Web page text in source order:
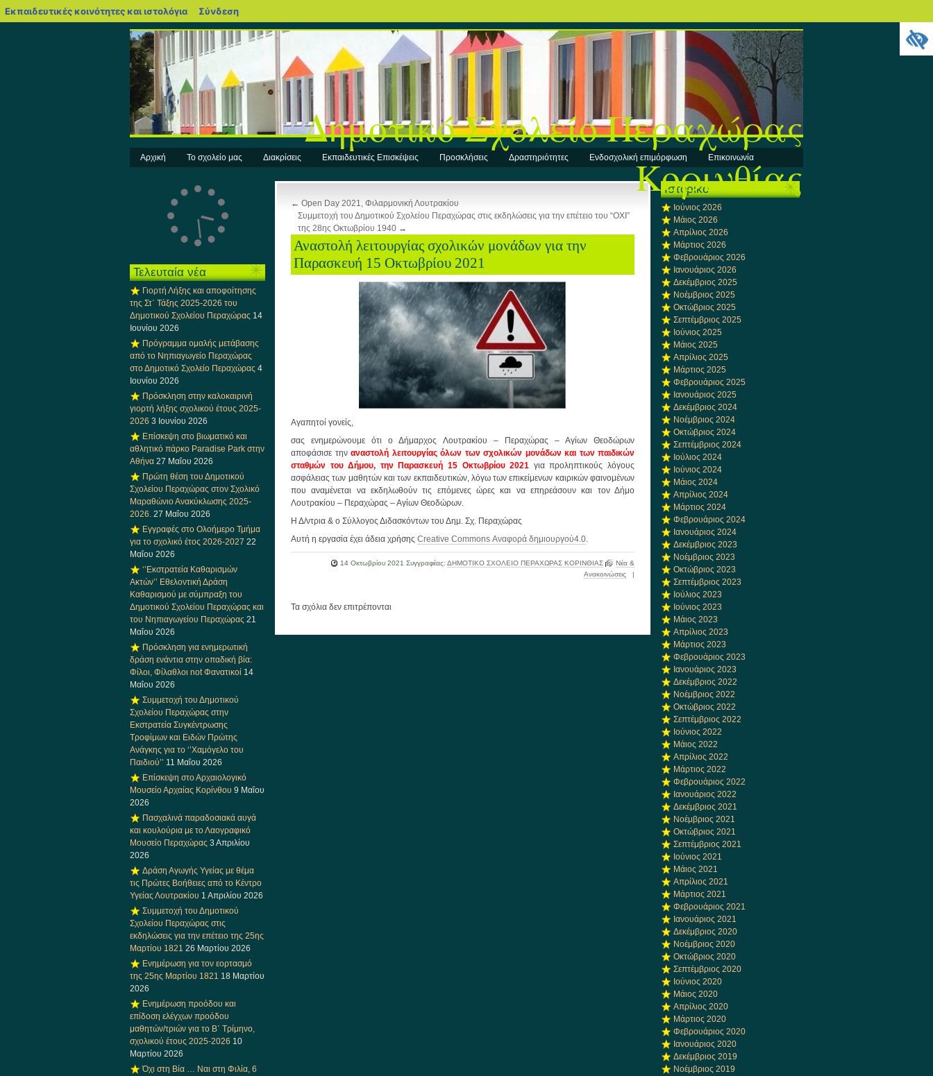
Δημοτικό Σχολείο Περαχώρας
Κορινθίας
Αρχική Το σχολείο μας Διακρίσεις Εκπαιδευτικές Επισκέψεις Προσκλήσεις Δραστηριότητες Ενδοσχολική επιμόρφωση Επικοινωνία
← Open Day 2021, Φιλαρμονική Λουτρακίου
Συμμετοχή του Δημοτικού Σχολείου Περαχώρας στις εκδηλώσεις για την επέτειο του “ΟΧΙ”
της 28ης Οκτωβρίου 1940 →
Αναστολή λειτουργίας σχολικών μονάδων για την
Παρασκευή 15 Οκτωβρίου 2021
Αγαπητοί γονείς,
σας ενημερώνουμε ότι ο Δήμαρχος Λουτρακίου – Περαχώρας – Αγίων Θεοδώρων
αποφάσισε την αναστολή λειτουργίας όλων των σχολικών μονάδων και των παιδικών
σταθμών του Δήμου, την Παρασκευή 15 Οκτωβρίου 2021 για προληπτικούς λόγους
ασφάλειας των μαθητών και των εκπαιδευτικών, λόγω των επικείμενων καιρικών φαινομένων
που αναμένεται να εκδηλωθούν τις επόμενες ώρες και να επηρεάσουν και τον Δήμο
Λουτρακίου – Περαχώρας – Αγίων Θεοδώρων.
Η Δ/ντρια & ο Σύλλογος Διδασκόντων του Δημ. Σχ. Περαχώρας
Αυτή η εργασία έχει άδεια χρήσης Creative Commons Αναφορά δημιουργού4.0.
14 Οκτωβρίου 2021 Συγγραφέας: ΔΗΜΟΤΙΚΟ ΣΧΟΛΕΙΟ ΠΕΡΑΧΩΡΑΣ ΚΟΡΙΝΘΙΑΣ
Νέα &
Ανακοινώσεις
|
Τα σχόλια δεν επιτρέπονται
Τελευταία νέα
Γιορτή Λήξης και αποφοίτησης
της Στ΄ Τάξης 2025-2026 του
Δημοτικού Σχολείου Περαχώρας 14
Ιουνίου 2026
Πρόγραμμα ομαλής μετάβασης
από το Νηπιαγωγείο Περαχώρας
στο Δημοτικό Σχολείο Περαχώρας 4
Ιουνίου 2026
Πρόσκληση στην καλοκαιρινή
γιορτή λήξης σχολικού έτους 2025-
2026 3 Ιουνίου 2026
Επίσκεψη στο βιωματικό και
αθλητικό πάρκο Paradise Park στην
Αθήνα 27 Μαΐου 2026
Πρώτη θέση του Δημοτικού
Σχολείου Περαχώρας στον Σχολικό
Μαραθώνιο Ανακύκλωσης 2025-
2026. 27 Μαΐου 2026
Εγγραφές στο Ολοήμερο Τμήμα
για το σχολικό έτος 2026-2027 22
Μαΐου 2026
‘’Εκστρατεία Καθαρισμών
Ακτών’’ Εθελοντική Δράση
Καθαρισμού με σύμπραξη του
Δημοτικού Σχολείου Περαχώρας και
του Νηπιαγωγείου Περαχώρας 21
Μαΐου 2026
Πρόσκληση για ενημερωτική
δράση ενάντια στην οπαδική βία:
Φίλοι, Φίλαθλοι not Φανατικοί 14
Μαΐου 2026
Συμμετοχή του Δημοτικού
Σχολείου Περαχώρας στην
Εκστρατεία Συγκέντρωσης
Τροφίμων και Ειδών Πρώτης
Ανάγκης για το ‘’Χαμόγελο του
Παιδιού’’ 11 Μαΐου 2026
Επίσκεψη στο Αρχαιολογικό
Μουσείο Αρχαίας Κορίνθου 9 Μαΐου
2026
Πασχαλινά παραδοσιακά αυγά
και κουλούρια με το Λαογραφικό
Μουσείο Περαχώρας 3 Απριλίου
2026
Δράση Αγωγής Υγείας με θέμα
τις Πρώτες Βοήθειες από το Κέντρο
Υγείας Λουτρακίου 1 Απριλίου 2026
Συμμετοχή του Δημοτικού
Σχολείου Περαχώρας στις
εκδηλώσεις για την επέτειο της 25ης
Μαρτίου 1821 26 Μαρτίου 2026
Ενημέρωση για τον εορτασμό
της 25ης Μαρτίου 1821 18 Μαρτίου
2026
Ενημέρωση προόδου και
επίδοση ελέγχων προόδου
μαθητών/τριών για το Β΄ Τρίμηνο,
σχολικού έτους 2025-2026 10
Μαρτίου 2026
Όχι στη Βία … Ναι στη Φιλία, 6
Ιστορικό
Ιούνιος 2026
Μάιος 2026
Απρίλιος 2026
Μάρτιος 2026
Φεβρουάριος 2026
Ιανουάριος 2026
Δεκέμβριος 2025
Νοέμβριος 2025
Οκτώβριος 2025
Σεπτέμβριος 2025
Ιούνιος 2025
Μάιος 2025
Απρίλιος 2025
Μάρτιος 2025
Φεβρουάριος 2025
Ιανουάριος 2025
Δεκέμβριος 2024
Νοέμβριος 2024
Οκτώβριος 2024
Σεπτέμβριος 2024
Ιούλιος 2024
Ιούνιος 2024
Μάιος 2024
Απρίλιος 2024
Μάρτιος 2024
Φεβρουάριος 2024
Ιανουάριος 2024
Δεκέμβριος 2023
Νοέμβριος 2023
Οκτώβριος 2023
Σεπτέμβριος 2023
Ιούλιος 2023
Ιούνιος 2023
Μάιος 2023
Απρίλιος 2023
Μάρτιος 2023
Φεβρουάριος 2023
Ιανουάριος 2023
Δεκέμβριος 2022
Νοέμβριος 2022
Οκτώβριος 2022
Σεπτέμβριος 2022
Ιούνιος 2022
Μάιος 2022
Απρίλιος 2022
Μάρτιος 2022
Φεβρουάριος 2022
Ιανουάριος 2022
Δεκέμβριος 2021
Νοέμβριος 2021
Οκτώβριος 2021
Σεπτέμβριος 2021
Ιούνιος 2021
Μάιος 2021
Απρίλιος 2021
Μάρτιος 2021
Φεβρουάριος 2021
Ιανουάριος 2021
Δεκέμβριος 2020
Νοέμβριος 2020
Οκτώβριος 2020
Σεπτέμβριος 2020
Ιούνιος 2020
Μάιος 2020
Απρίλιος 2020
Μάρτιος 2020
Φεβρουάριος 2020
Ιανουάριος 2020
Δεκέμβριος 2019
Νοέμβριος 2019
Εκπαιδευτικές κοινότητες και ιστολόγια blogs.sch.gr
Σύνδεση